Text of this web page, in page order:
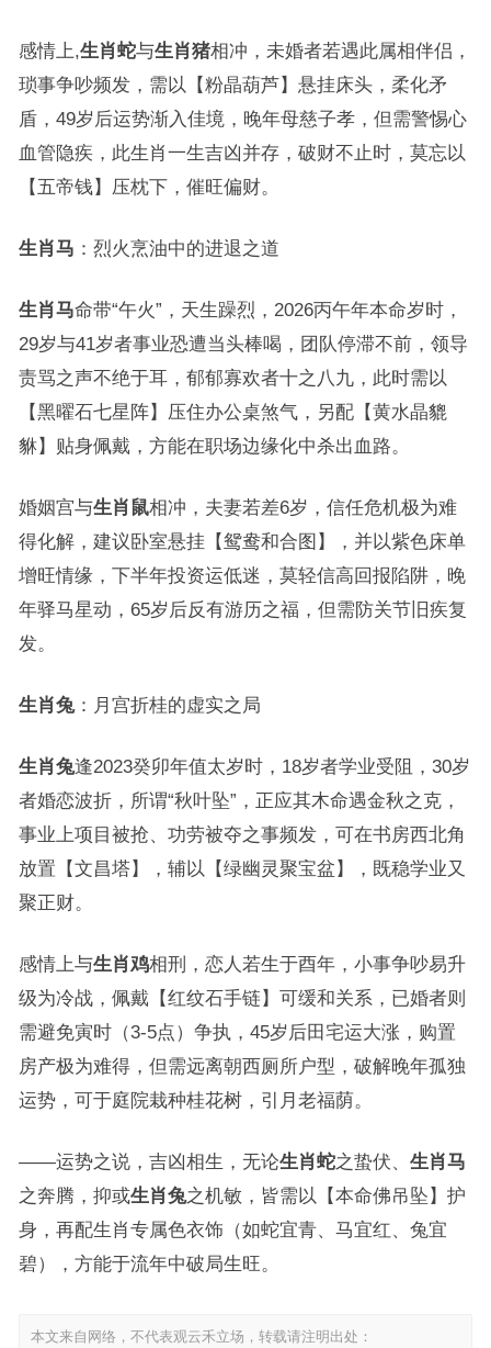
感情上,生肖蛇与生肖猪相冲，未婚者若遇此属相伴侣，
琐事争吵频发，需以【粉晶葫芦】悬挂床头，柔化矛
盾，49岁后运势渐入佳境，晚年母慈子孝，但需警惕心
血管隐疾，此生肖一生吉凶并存，破财不止时，莫忘以
【五帝钱】压枕下，催旺偏财。
生肖马 ：烈火烹油中的进退之道
生肖马命带“午火”，天生躁烈，2026丙午年本命岁时，
29岁与41岁者事业恐遭当头棒喝，团队停滞不前，领导
责骂之声不绝于耳，郁郁寡欢者十之八九，此时需以
【黑曜石七星阵】压住办公桌煞气，另配【黄水晶貔
貅】贴身佩戴，方能在职场边缘化中杀出血路。
婚姻宫与生肖鼠相冲，夫妻若差6岁，信任危机极为难
得化解，建议卧室悬挂【鸳鸯和合图】，并以紫色床单
增旺情缘，下半年投资运低迷，莫轻信高回报陷阱，晚
年驿马星动，65岁后反有游历之福，但需防关节旧疾复
发。
生肖兔：月宫折桂的虚实之局
生肖兔逢2023癸卯年值太岁时，18岁者学业受阻，30岁
者婚恋波折，所谓“秋叶坠”，正应其木命遇金秋之克，
事业上项目被抢、功劳被夺之事频发，可在书房西北角
放置【文昌塔】，辅以【绿幽灵聚宝盆】，既稳学业又
聚正财。
感情上与生肖鸡相刑，恋人若生于酉年，小事争吵易升
级为冷战，佩戴【红纹石手链】可缓和关系，已婚者则
需避免寅时（3-5点）争执，45岁后田宅运大涨，购置
房产极为难得，但需远离朝西厕所户型，破解晚年孤独
运势，可于庭院栽种桂花树，引月老福荫。
——运势之说，吉凶相生，无论生肖蛇之蛰伏、 生肖马
之奔腾，抑或生肖兔之机敏，皆需以【本命佛吊坠】护
身，再配生肖专属色衣饰（如蛇宜青、马宜红、兔宜
碧），方能于流年中破局生旺。
本文来自网络，不代表观云禾立场，转载请注明出处：